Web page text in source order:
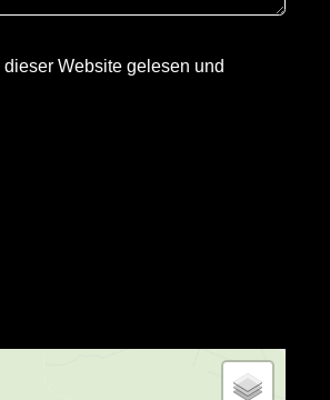
dieser Website gelesen und